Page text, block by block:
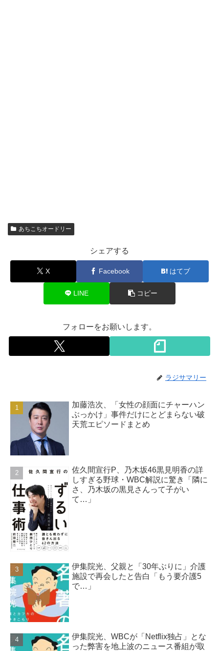
あちこちオードリー
シェアする
X Facebook はてブ
LINE コピー
フォローをお願いします。
ラジサマリー
加藤浩次、「女性の顔面にチャーハン
ぶっかけ」事件だけにとどまらない破
天荒エピソードまとめ
佐久間宣行P、乃木坂46黒見明香の詳
しすぎる野球・WBC解説に驚き「隣に
さ、乃木坂の黒見さんって子がい
て…」
伊集院光、父親と「30年ぶりに」介護
施設で再会したと告白「もう要介護5
で…」
伊集院光、WBCが「Netflix独占」とな
った弊害を地上波のニュース番組が取